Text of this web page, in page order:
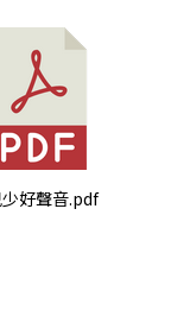
好聲音.pdf